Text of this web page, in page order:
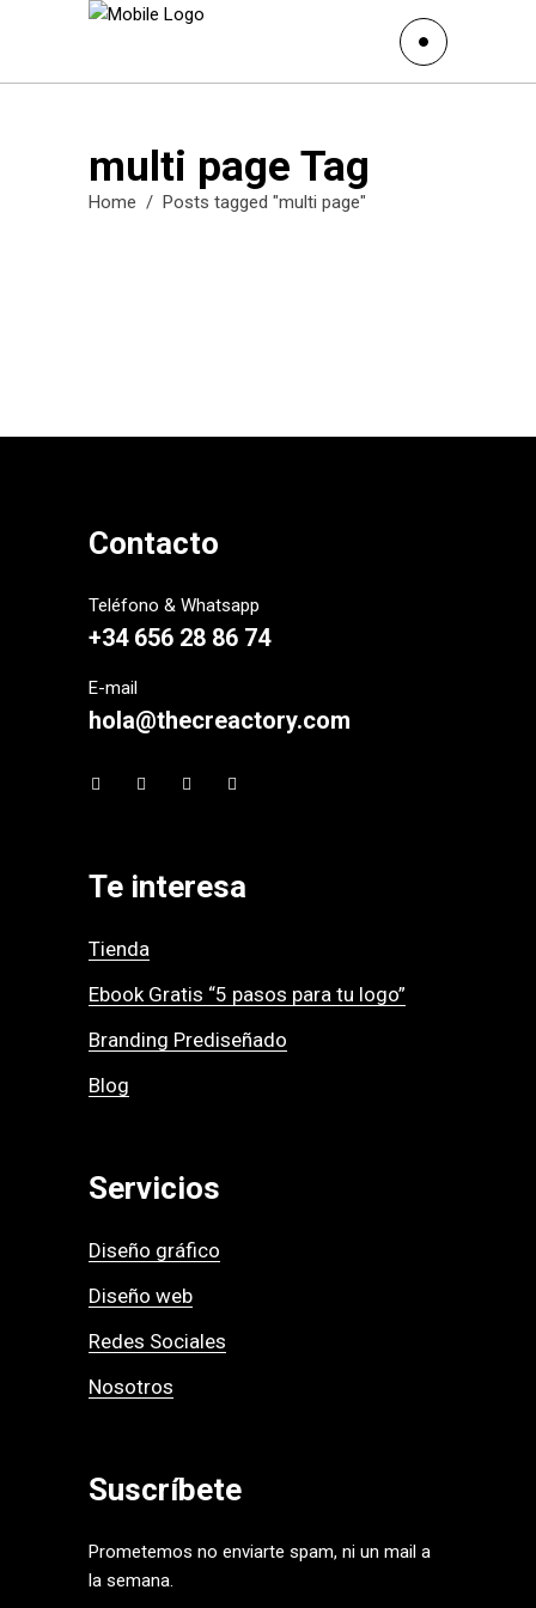
multi page Tag
Home / Posts tagged "multi page"
Contacto
Teléfono & Whatsapp
+34 656 28 86 74
E-mail
hola@thecreactory.com
Te interesa
Tienda
Ebook Gratis “5 pasos para tu logo”
Branding Prediseñado
Blog
Servicios
Diseño gráfico
Diseño web
Redes Sociales
Nosotros
Suscríbete
Prometemos no enviarte spam, ni un mail a
la semana.